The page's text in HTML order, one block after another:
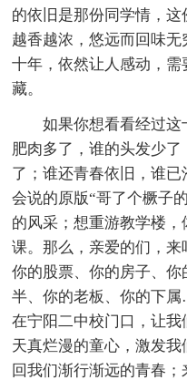
的依旧是那份同学情，
越香越浓，悠远而回味
十年，依然让人感动，
藏。
如果你想看看经过
肥肉多了，谁的头发少
了；谁还青春依旧，谁
会说的原版“哥了个橛子
的风采；想重游教学楼
课。那么，亲爱的们，来
你的股票、你的房子、
半、你的老板、你的下
在宁阳二中校门口，让
天真烂漫的童心，激发
回我们渐行渐远的青春